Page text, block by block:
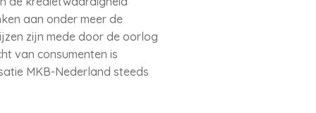
aan onder meer de
zijn mede door de oorlog
van consumenten is
MKB-Nederland steeds